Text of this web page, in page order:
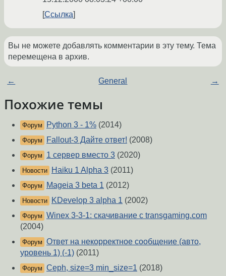
Ссылка
Вы не можете добавлять комментарии в эту тему. Тема
перемещена в архив.
← General →
Похожие темы
Форум Python 3 - 1% (2014)
Форум Fallout-3 Дайте ответ! (2008)
Форум 1 сервер вместо 3 (2020)
Новости Haiku 1 Alpha 3 (2011)
Форум Mageia 3 beta 1 (2012)
Новости KDevelop 3 alpha 1 (2002)
Форум Winex 3-3-1: скачивание с transgaming.com
(2004)
Форум Ответ на некорректное сообщение (авто,
уровень 1) (-1) (2011)
Форум Ceph, size=3 min_size=1 (2018)